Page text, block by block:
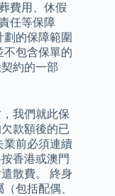
費用、休假
任等保障
的保障範圍
不包含保單的
約的一部
我們就此保
款額後的已
業前必須連續
香港或澳門
散費。 終身
包括配偶、